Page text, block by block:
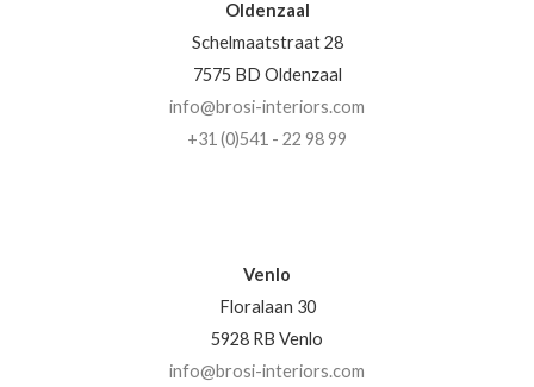
Oldenzaal
Schelmaatstraat 28
7575 BD Oldenzaal
info@brosi-interiors.com
+31 (0)541 - 22 98 99
Venlo
Floralaan 30
5928 RB Venlo
info@brosi-interiors.com